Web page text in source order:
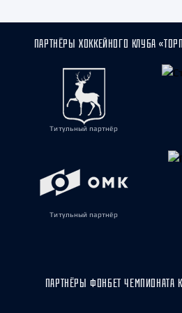
ПАРТНЁРЫ ХОККЕЙНОГО КЛУБА
Титульный партнёр
Титульный партнёр
ПАРТНЁРЫ ФОНБЕТ ЧЕМПИОНАТА